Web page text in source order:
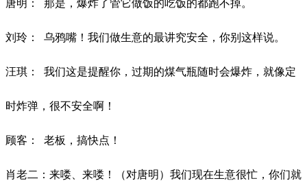
唐明： 那是，爆炸了管它做饭的吃饭的都跑不掉。
刘玲： 乌鸦嘴！我们做生意的最讲究安全，你别这样说。
汪琪： 我们这是提醒你，过期的煤气瓶随时会爆炸，就像定
时炸弹，很不安全啊！
顾客： 老板，搞快点！
肖老二：来喽、来喽！（对唐明）我们现在生意很忙，你们就